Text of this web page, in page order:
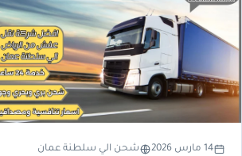
14 مارس 2026 شحن الي سلطنة عمان